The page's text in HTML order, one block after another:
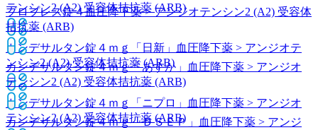
テンシン2 (A2) 受容体拮抗薬 (ARB)
カンデサルタン錠４ｍｇ「日新」
血圧降下薬 > アンジオテ
ンシン2 (A2) 受容体拮抗薬 (ARB)
カンデサルタン錠４ｍｇ「ニプロ」
血圧降下薬 > アンジオ
テンシン2 (A2) 受容体拮抗薬 (ARB)
ブロプレス錠４血圧降下薬 > アンジオテンシン2 (A2) 受容体
拮抗薬 (ARB)
カンデサルタン錠４ｍｇ「あすか」
血圧降下薬 > アンジオ
テンシン2 (A2) 受容体拮抗薬 (ARB)
カンデサルタン錠４ｍｇ「ＤＳＥＰ」
血圧降下薬 > アンジ